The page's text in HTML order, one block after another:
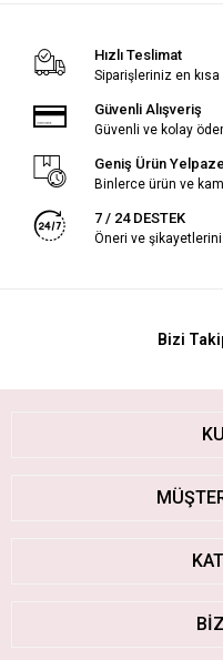
Hızlı Teslimat
Siparişleriniz en
Güvenli Alışveriş
Güvenli ve kolay
Geniş Ürün
Binlerce ürün ve
7 / 24 DESTEK
Öneri ve
Bizi